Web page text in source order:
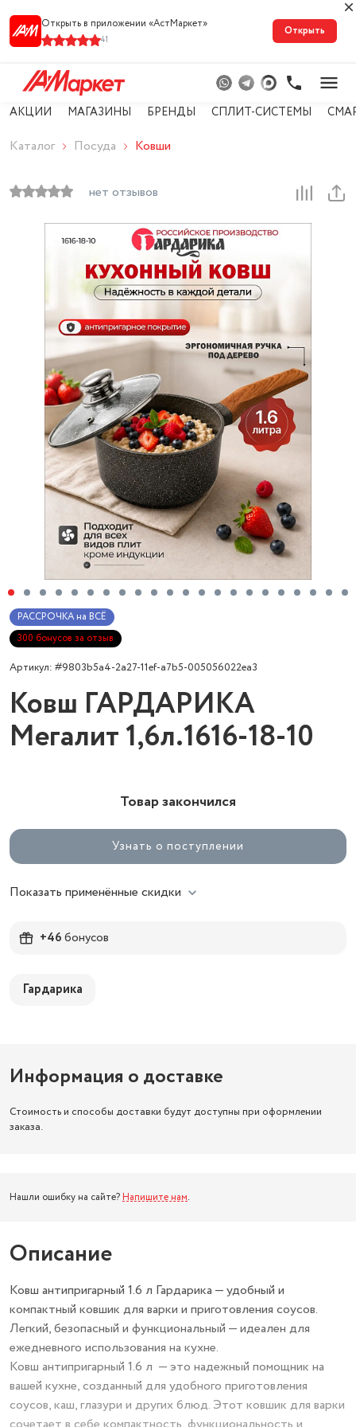
Открыть в приложении «АстМарке‪т‬»
41
Открыть
АКЦИИ МАГАЗИНЫ БРЕНДЫ СПЛИТ-СИСТЕМЫ
Каталог Посуда Ковши
нет отзывов
РАССРОЧКА на ВСЁ
300 бонусов за отзыв
Артикул: #9803b5a4-2a27-11ef-a7b5-005056022ea3
Ковш ГАРДАРИКА
Мегалит 1,6л.1616-18-10
Товар закончился
Узнать о поступлении
Показать применённые скидки
+46бонусов
Гардарика
Информация о доставке
Стоимость и способы доставки будут доступны при оформлении
заказа.
Нашли ошибку на сайте? Напишите нам.
Описание
Ковш антипригарный 1.6 л Гардарика — удобный и
компактный ковшик для варки и приготовления соусов.
Легкий, безопасный и функциональный — идеален для
ежедневного использования на кухне.
Ковш антипригарный 1.6 л — это надежный помощник на
вашей кухне, созданный для удобного приготовления
соусов, каш, глазури и других блюд. Этот ковшик для варки